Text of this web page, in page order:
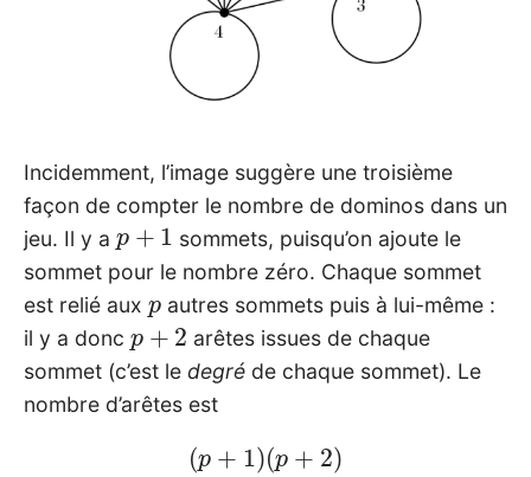
Incidemment, l’image suggère une troisième
façon de compter le nombre de dominos dans un
jeu. Il y a
p+1
sommets, puisqu’on ajoute le
sommet pour le nombre zéro. Chaque sommet
est relié aux
p
autres sommets puis à lui-même :
il y a donc
p+ 2
arêtes issues de chaque
sommet (c’est le degré de chaque sommet). Le
nombre d’arêtes est
(p + 1)(p+ 2 )2